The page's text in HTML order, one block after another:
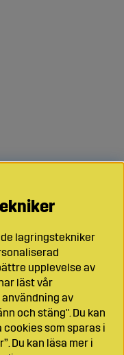
lagringstekniker
upplevelse av
läst vår
av
och stäng". Du kan
som sparas i
Du kan läsa mer i